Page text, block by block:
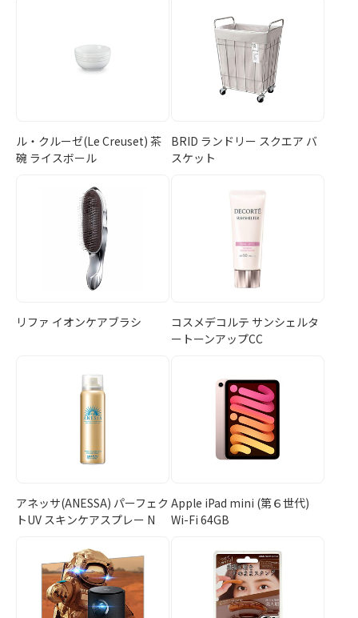
ル・クルーゼ(Le Creuset) 茶
碗 ライスボール
BRID ランドリー スクエア バ
スケット
リファ イオンケアブラシ
コスメデコルテ サンシェルタ
ートーンアップCC
アネッサ(ANESSA) パーフェク
トUV スキンケアスプレー N
Apple iPad mini (第６世代)
Wi-Fi 64GB